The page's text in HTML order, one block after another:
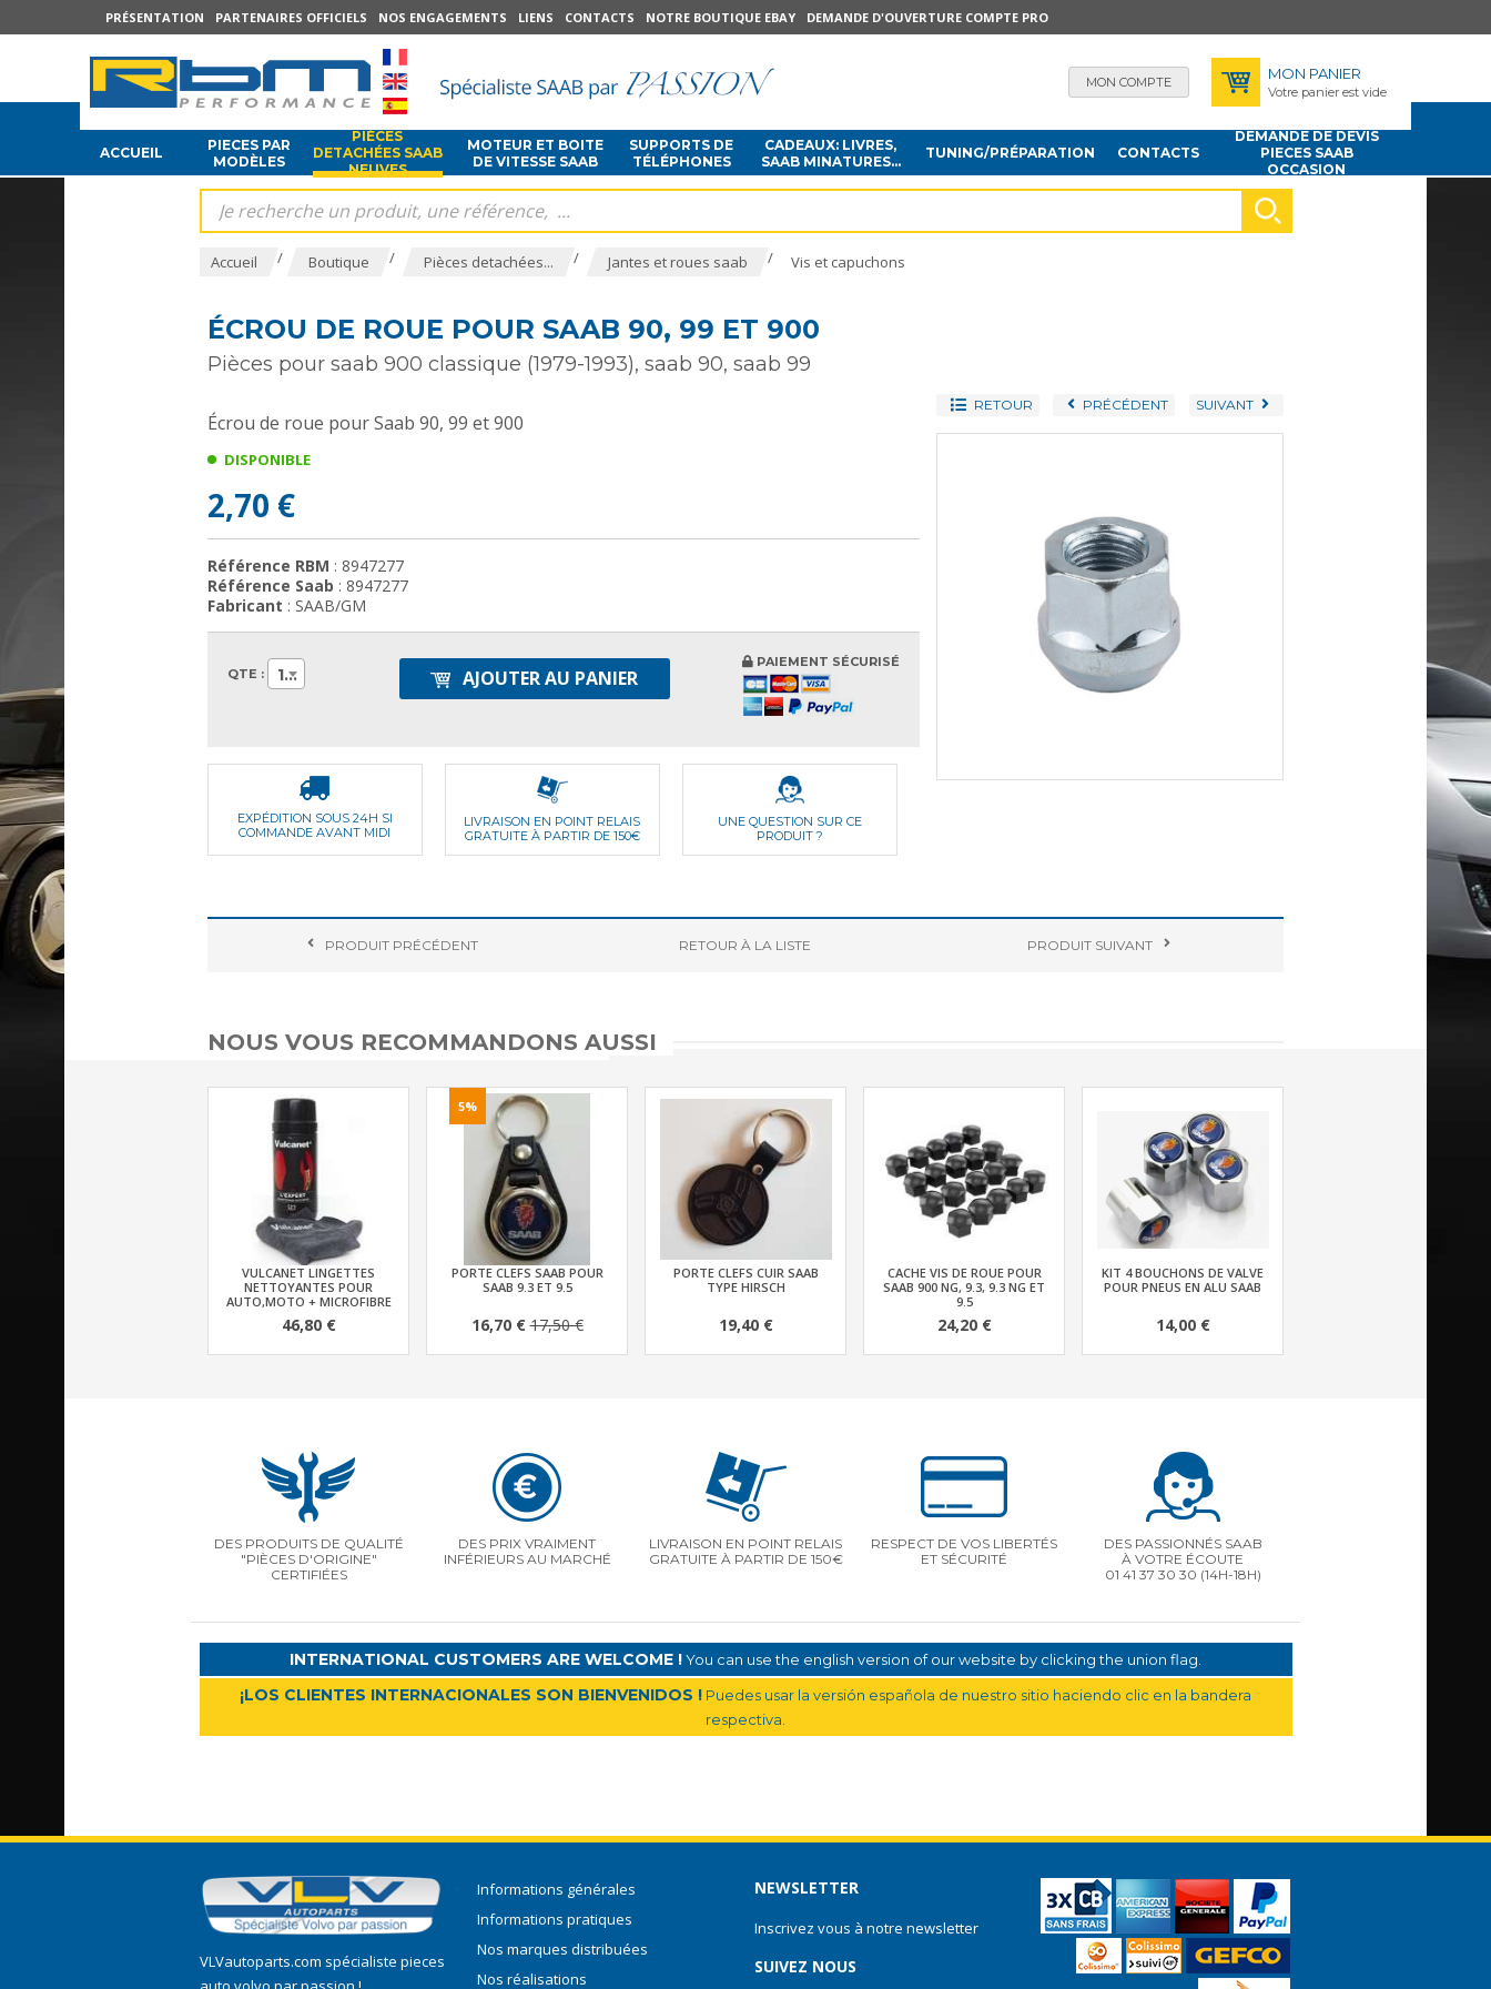
PRÉSENTATION PARTENAIRES OFFICIELS NOS ENGAGEMENTS LIENS CONTACTS NOTRE BOUTIQUE EBAY DEMANDE D'OUVERTURE COMPTE PRO
MON COMPTE MON PANIER
Votre panier est vide
ACCUEIL
PIECES PAR
MODÈLES
PIÈCES
DETACHÉES SAAB
NEUVES
MOTEUR ET BOITE
DE VITESSE SAAB
SUPPORTS DE
TÉLÉPHONES
CADEAUX: LIVRES,
SAAB MINATURES...
TUNING/PRÉPARATION CONTACTS
DEMANDE DE DEVIS
PIECES SAAB
OCCASION
Accueil / Boutique / Pièces detachées... / Jantes et roues saab / Vis et capuchons
ÉCROU DE ROUE POUR SAAB 90, 99 ET 900
Pièces pour saab 900 classique (1979-1993), saab 90, saab 99
RETOUR PRÉCÉDENT SUIVANT
Écrou de roue pour Saab 90, 99 et 900
DISPONIBLE
2,70 €
Référence RBM : 8947277
Référence Saab : 8947277
Fabricant : SAAB/GM
QTE : 1 AJOUTER AU PANIER
PAIEMENT SÉCURISÉ
EXPÉDITION SOUS 24H SI
COMMANDE AVANT MIDI
LIVRAISON EN POINT RELAIS
GRATUITE À PARTIR DE 150€
UNE QUESTION SUR CE
PRODUIT ?
PRODUIT PRÉCÉDENT RETOUR À LA LISTE PRODUIT SUIVANT
NOUS VOUS RECOMMANDONS AUSSI
VULCANET LINGETTES
NETTOYANTES POUR
AUTO,MOTO + MICROFIBRE
46,80 €
5%
PORTE CLEFS SAAB POUR
SAAB 9.3 ET 9.5
16,70 €17,50 €
PORTE CLEFS CUIR SAAB
TYPE HIRSCH
19,40 €
CACHE VIS DE ROUE POUR
SAAB 900 NG, 9.3, 9.3 NG ET
9.5
24,20 €
KIT 4 BOUCHONS DE VALVE
POUR PNEUS EN ALU SAAB
14,00 €
DES PRODUITS DE QUALITÉ
"PIÈCES D'ORIGINE"
CERTIFIÉES
DES PRIX VRAIMENT
INFÉRIEURS AU MARCHÉ
LIVRAISON EN POINT RELAIS
GRATUITE À PARTIR DE 150€
RESPECT DE VOS LIBERTÉS
ET SÉCURITÉ
DES PASSIONNÉS SAAB
À VOTRE ÉCOUTE
01 41 37 30 30 (14H-18H)
INTERNATIONAL CUSTOMERS ARE WELCOME !You can use the english version of our website by clicking the union flag.
¡LOS CLIENTES INTERNACIONALES SON BIENVENIDOS ! Puedes usar la versión española de nuestro sitio haciendo clic en la bandera
respectiva.
VLVautoparts.com spécialiste pieces
Informations générales
Informations pratiques
Nos marques distribuées
Nos réalisations
NEWSLETTER
Inscrivez vous à notre newsletter
SUIVEZ NOUS